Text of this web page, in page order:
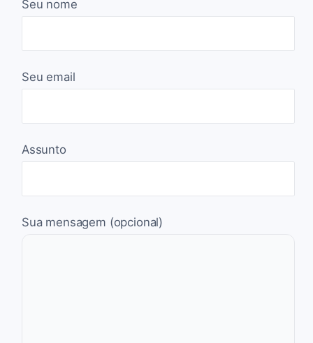
Seu nome
Seu email
Assunto
Sua mensagem (opcional)